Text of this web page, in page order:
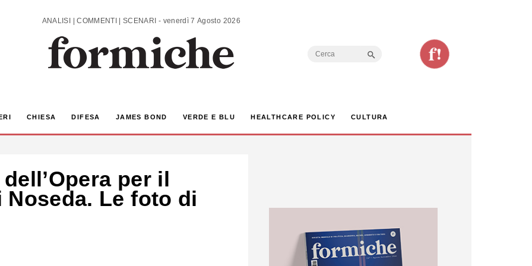
ANALISI | COMMENTI | SCENARI - venerdì 7 Agosto 2026
Search
CHIESA DIFESA JAMES BOND VERDE E BLU HEALTHCARE POLICY CULTURA
per il
Le foto di